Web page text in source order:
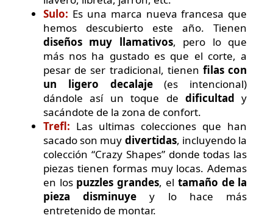
Sulo: Es una marca nueva francesa que
hemos descubierto este año. Tienen
diseños muy llamativos, pero lo que
más nos ha gustado es que el corte, a
pesar de ser tradicional, tienen filas con
un ligero decalaje(es intencional)
dándole así un toque de dificultad y
sacándote de la zona de confort.
Trefl: Las ultimas colecciones que han
sacado son muy divertidas, incluyendo la
colección “Crazy Shapes” donde todas las
piezas tienen formas muy locas. Ademas
en los puzzles grandes, el tamaño de la
pieza disminuye y lo hace más
entretenido de montar.